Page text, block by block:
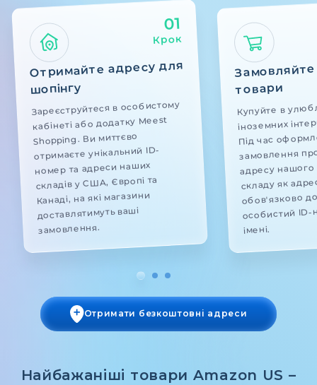
01
Крок
Отримайте адресу для
шопінгу
Зареєструйтеся в особистому
кабінеті або додатку Meest
Shopping. Ви миттєво
отримаєте унікальний ID-
номер та адреси наших
складів у США, Європі та
Канаді, на які магазини
доставлятимуть ваші
замовлення.
товари
Купуйте в
іноземних
Під час
замовлення
адресу
складу як
обов'язково
особистий ID-
імені.
Отримати безкоштовні адреси
Найбажаніші товари Amazon US –